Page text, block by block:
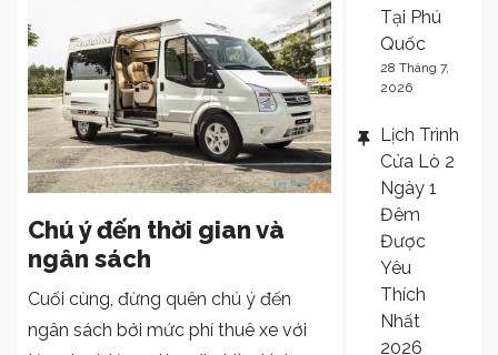
Chú ý đến thời gian và
ngân sách
Cuối cùng, đừng quên chú ý đến
ngân sách bởi mức phí thuê xe với
Tại Phú
Quốc
28 Tháng 7,
2026
Lịch Trình
Cửa Lò 2
Ngày 1
Đêm
Được
Yêu
Thích
Nhất
2026